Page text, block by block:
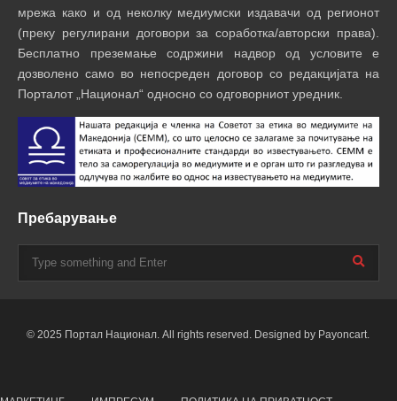
мрежа како и од неколку медиумски издавачи од регионот
(преку регулирани договори за соработка/авторски права).
Бесплатно преземање содржини надвор од условите е
дозволено само во непосреден договор со редакцијата на
Порталот „Национал“ односно со одговорниот уредник.
Пребарување
© 2025 Портал Национал. All rights reserved. Designed by Payoncart.